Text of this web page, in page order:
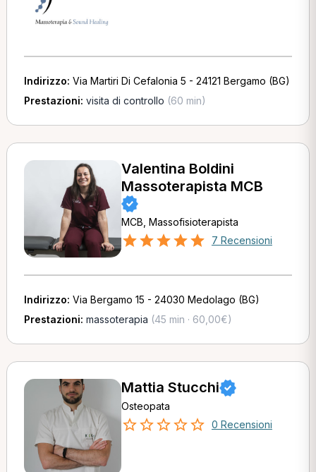
Indirizzo: Via Martiri Di Cefalonia 5 - 24121 Bergamo (BG)
Prestazioni: visita di controllo (60 min)
Valentina Boldini
Massoterapista MCB
MCB, Massofisioterapista
7 Recensioni
Indirizzo: Via Bergamo 15 - 24030 Medolago (BG)
Prestazioni: massoterapia (45 min · 60,00€)
Mattia Stucchi
Osteopata
0 Recensioni